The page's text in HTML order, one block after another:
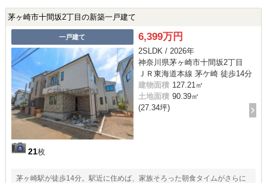
茅ヶ崎市十間坂2丁目の新築一戸建て
一戸建て
21枚
6,399万円
2SLDK / 2026年
神奈川県茅ヶ崎市十間坂2丁目
ＪＲ東海道本線 茅ケ崎 徒歩14分
建物面積 127.21㎡
土地面積 90.39㎡
(27.34坪)
茅ヶ崎駅が徒歩14分。駅近に住めば、家族そろった朝食タイムがさらに